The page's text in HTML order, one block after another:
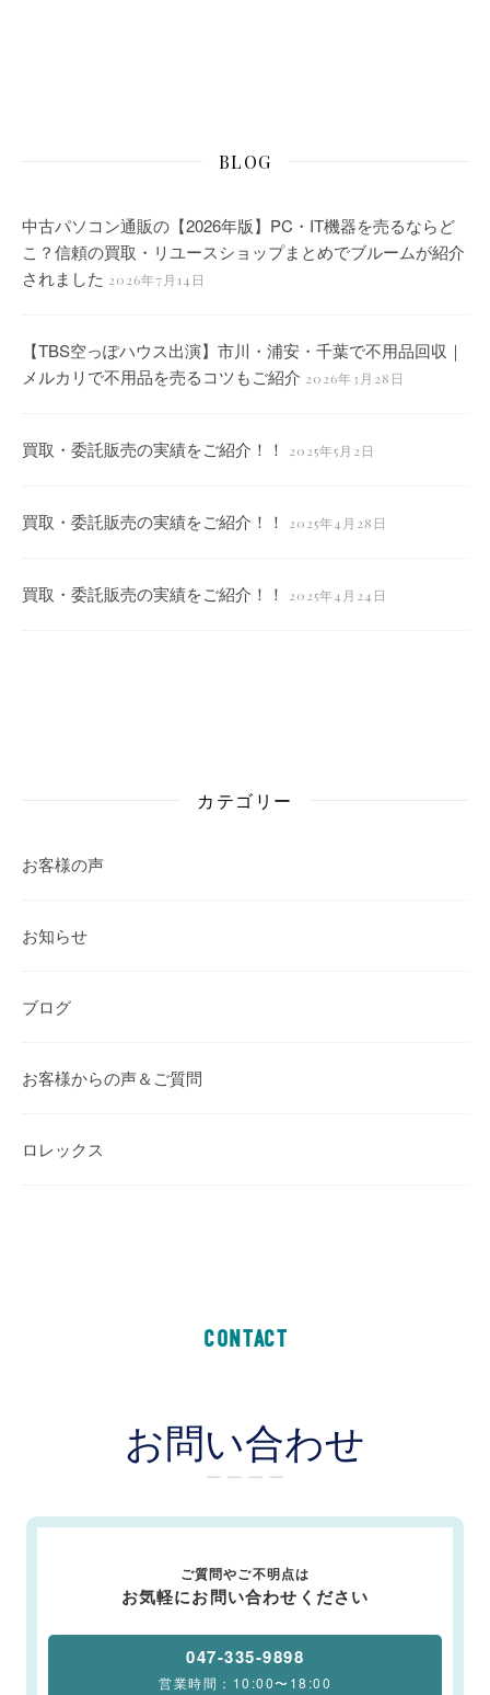
BLOG
中古パソコン通販の【2026年版】PC・IT機器を売るならど
こ？信頼の買取・リユースショップまとめでブルームが紹介
されました 2026年7月14日
【TBS空っぽハウス出演】市川・浦安・千葉で不用品回収｜
メルカリで不用品を売るコツもご紹介 2026年3月28日
買取・委託販売の実績をご紹介！！ 2025年5月2日
買取・委託販売の実績をご紹介！！ 2025年4月28日
買取・委託販売の実績をご紹介！！ 2025年4月24日
カテゴリー
お客様の声
お知らせ
ブログ
お客様からの声＆ご質問
ロレックス
CONTACT
お問い合わせ
ー ー ー ー
ご質問やご不明点は
お気軽にお問い合わせください
047-335-9898
営業時間：10:00〜18:00